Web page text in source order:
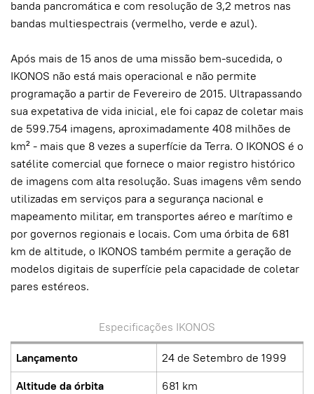
banda pancromática e com resolução de 3,2 metros nas
bandas multiespectrais (vermelho, verde e azul).
Após mais de 15 anos de uma missão bem-sucedida, o
IKONOS não está mais operacional e não permite
programação a partir de Fevereiro de 2015. Ultrapassando
sua expetativa de vida inicial, ele foi capaz de coletar mais
de 599.754 imagens, aproximadamente 408 milhões de
km² - mais que 8 vezes a superfície da Terra. O IKONOS é o
satélite comercial que fornece o maior registro histórico
de imagens com alta resolução. Suas imagens vêm sendo
utilizadas em serviços para a segurança nacional e
mapeamento militar, em transportes aéreo e marítimo e
por governos regionais e locais. Com uma órbita de 681
km de altitude, o IKONOS também permite a geração de
modelos digitais de superfície pela capacidade de coletar
pares estéreos.
Especificações IKONOS
Lançamento
24 de Setembro de 1999
Altitude da órbita
681 km